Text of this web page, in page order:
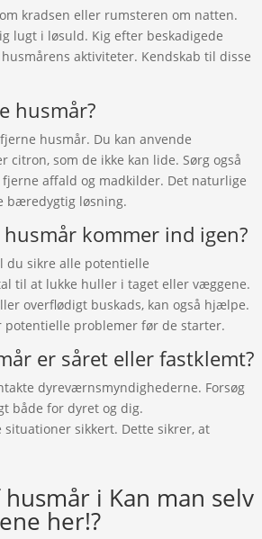
kradsen eller rumsteren om natten.
lugt i løsuld. Kig efter beskadigede
aktiviteter. Kendskab til disse
husmår?
husmår. Du kan anvende
som de ikke kan lide. Sørg også
affald og madkilder. Det naturlige
bæredygtig løsning.
kommer ind igen?
du sikre alle potentielle
til at lukke huller i taget eller væggene.
overflødigt buskads, kan også hjælpe.
potentielle problemer før de starter.
er såret eller fastklemt?
dyreværnsmyndighederne. Forsøg
både for dyret og dig.
sikkert. Dette sikrer, at
i Kan man selv
her!?